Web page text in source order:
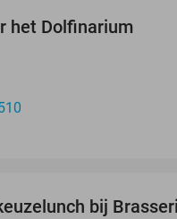
het Dolfinarium
bij